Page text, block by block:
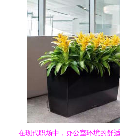
在现代职场中，办公室环境的舒